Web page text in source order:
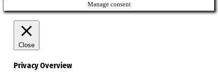
Manage consent
Close
Privacy Overview